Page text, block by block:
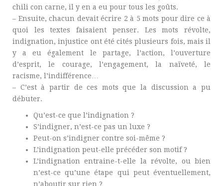
chili con carne, il y en a eu pour tous les goûts.
– Ensuite, chacun devait écrire 2 à 5 mots pour dire ce à
quoi les textes faisaient penser. Les mots révolte,
indignation, injustice ont été cités plusieurs fois, mais il
y a eu également le partage, l’action, l’ouverture
d’esprit, le courage, l’engagement, la naïveté, le
racisme, l’indifférence…
– C’est à partir de ces mots que la discussion a pu
débuter.
Qu’est-ce que l’indignation ?
S’indigner, n’est-ce pas un luxe ?
Peut-on s’indigner contre soi-même ?
L’indignation peut-elle précéder son motif ?
L’indignation entraine-t-elle la révolte, ou bien
n’est-ce qu’une étape qui peut éventuellement,
n’aboutir sur rien ?